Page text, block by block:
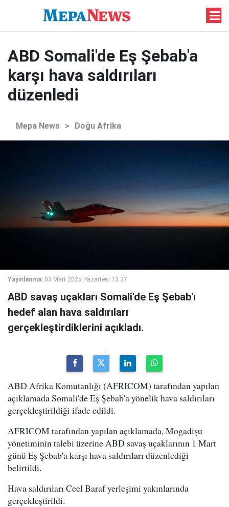
ABD Somali'de Eş Şebab'a
karşı hava saldırıları
düzenledi
Mepa News > Doğu Afrika
Yayınlanma: 03 Mart 2025 Pazartesi 13:37
ABD savaş uçakları Somali'de Eş Şebab'ı
hedef alan hava saldırıları
gerçekleştirdiklerini açıkladı.
ABD Afrika Komutanlığı (AFRICOM) tarafından yapılan
açıklamada Somali'de Eş Şebab'a yönelik hava saldırıları
gerçekleştirildiği ifade edildi.
AFRICOM tarafından yapılan açıklamada, Mogadişu
yönetiminin talebi üzerine ABD savaş uçaklarının 1 Mart
günü Eş Şebab'a karşı hava saldırıları düzenlediği
belirtildi.
Hava saldırıları Ceel Baraf yerleşimi yakınlarında
gerçekleştirildi.